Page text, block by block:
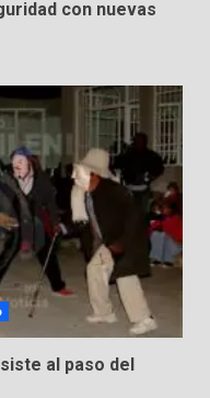
con nuevas
al paso del